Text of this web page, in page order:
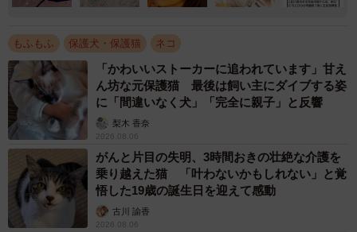
もふもふ 保護犬・保護猫 ネコ
「かわいいストーカーに追われています」甘え
ん坊な元保護猫 最後は飼い主にダイブする姿
に「間違いなく犬」「完全に親子」と反響
梨木 香奈
2026.08.06
がんと片目の失明、3時間おきの壮絶な介護を
乗り越えた猫 「叶わないかもしれない」と覚
悟した19歳の誕生日を迎えて感動
古川 諭香
2026.08.06